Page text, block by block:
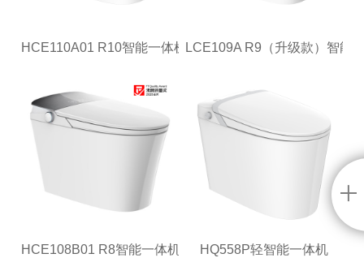
HCE110A01 R10智能一体机 LCE109A R9（升级款）智能
HCE108B01 R8智能一体机 HQ558P轻智能一体机